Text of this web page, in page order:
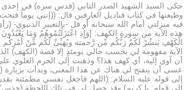
حكى السيد الشهيد الصدر الثاني (قدس سره) في إحدى
وطبعتها في كتاب قناديل العارفين قال: ((إنني يوماً
فيه منزلتي أمام الله سبحانه أو قل -بالتعبير الدنيوي-
هذه الآية من سورة الكهف: [وَإِذِ اعْتَزَلْتُمُوهُمْ وَمَا يَعْبُدُونَ
الْكَهْفِ يَنشُرْ لَكُمْ رَبُّكُم مِّن رَّحمته ويُهَيِّئْ لَكُم مِّنْ
الآية مفهومة لي بحسب حالي يومئذٍ إلا قصة (الكهف)
أن آوي إليه، أي كهف هذا؟ وذهبت إلى الحرم العلوي
عسى أن ينفتح لي هناك عن هذا المعنى، وبدأت بزيارة
إلى قوله عليه السلام: (اللهم فاجعل نفسي مطمئنة
إلى قوله: يا كريم) وقد حصل لي في تلك اللحظة